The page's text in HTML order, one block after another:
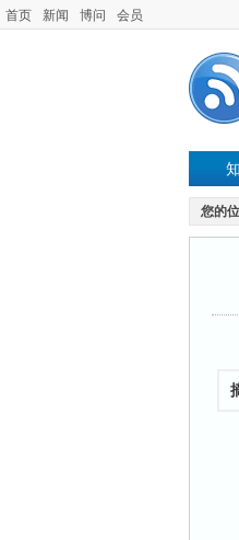
首页 新闻 博问 会员
您的